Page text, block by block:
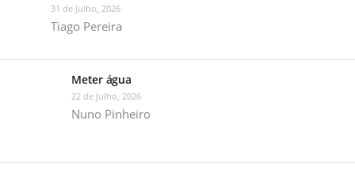
31 de Julho, 2026
Tiago Pereira
Meter água
22 de Julho, 2026
Nuno Pinheiro